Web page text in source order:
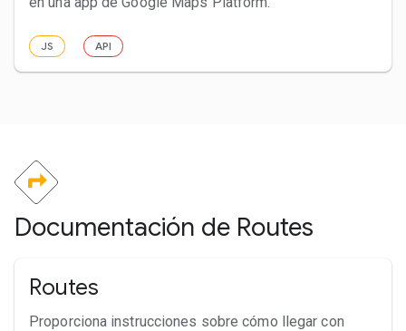
JS API
Documentación de Routes
Routes
Proporciona instrucciones sobre cómo llegar con